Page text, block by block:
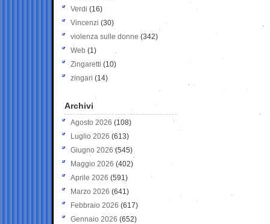
Verdi (16)
Vincenzi (30)
violenza sulle donne (342)
Web (1)
Zingaretti (10)
zingari (14)
Archivi
Agosto 2026 (108)
Luglio 2026 (613)
Giugno 2026 (545)
Maggio 2026 (402)
Aprile 2026 (591)
Marzo 2026 (641)
Febbraio 2026 (617)
Gennaio 2026 (652)